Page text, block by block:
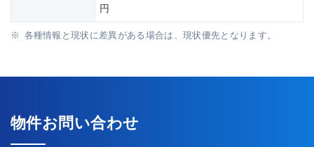
円
各種情報と現状に差異がある場合は、現状優先となります。
物件お問い合わせ